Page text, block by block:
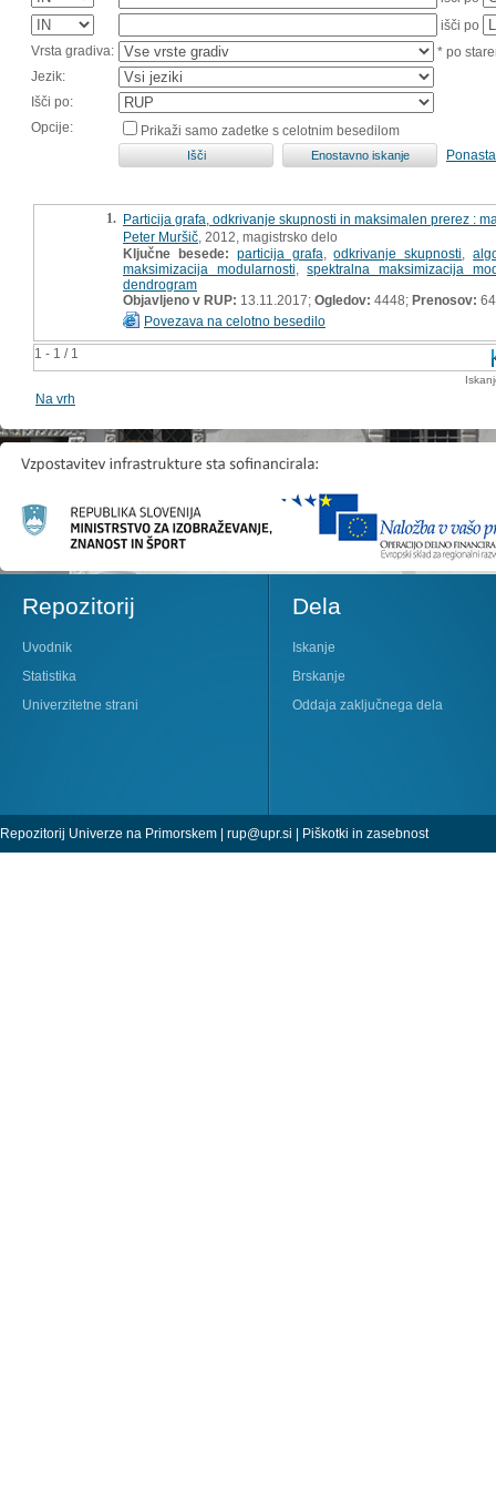
išči po
Vrsta gradiva:
* po
Jezik:
Išči po:
Opcije:
Prikaži samo zadetke s celotnim besedilom
1 - 1 / 1
1. Particija grafa, odkrivanje skupnosti in maksimalen prerez :
Peter Muršič , 2012, magistrsko delo
Ključne besede: particija grafa ,odkrivanje skupnosti ,
maksimizacija modularnosti ,spektralna maksimizacija
dendrogram
Objavljeno v RUP: 13.11.2017; Ogledov: 4448; Prenosov: 64
Povezava na celotno besedilo
Na vrh
Repozitorij
Uvodnik
Statistika
Univerzitetne strani
Dela
Iskanje
Brskanje
Oddaja zaključnega dela
Repozitorij Univerze na Primorskem | rup@upr.si | Piškotki in zasebnost